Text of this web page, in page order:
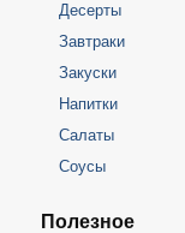
Десерты
Завтраки
Закуски
Напитки
Салаты
Соусы
Полезное